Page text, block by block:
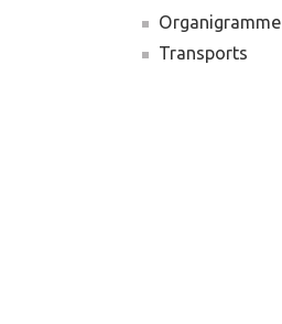
principale
Organigramme
Transports